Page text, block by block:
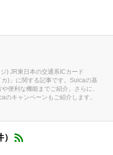
) JR東日本の交通系ICカード
カ)」に関する記事です。Suicaの基
便利な機能までご紹介。さらに、
のキャンペーンもご紹介します。